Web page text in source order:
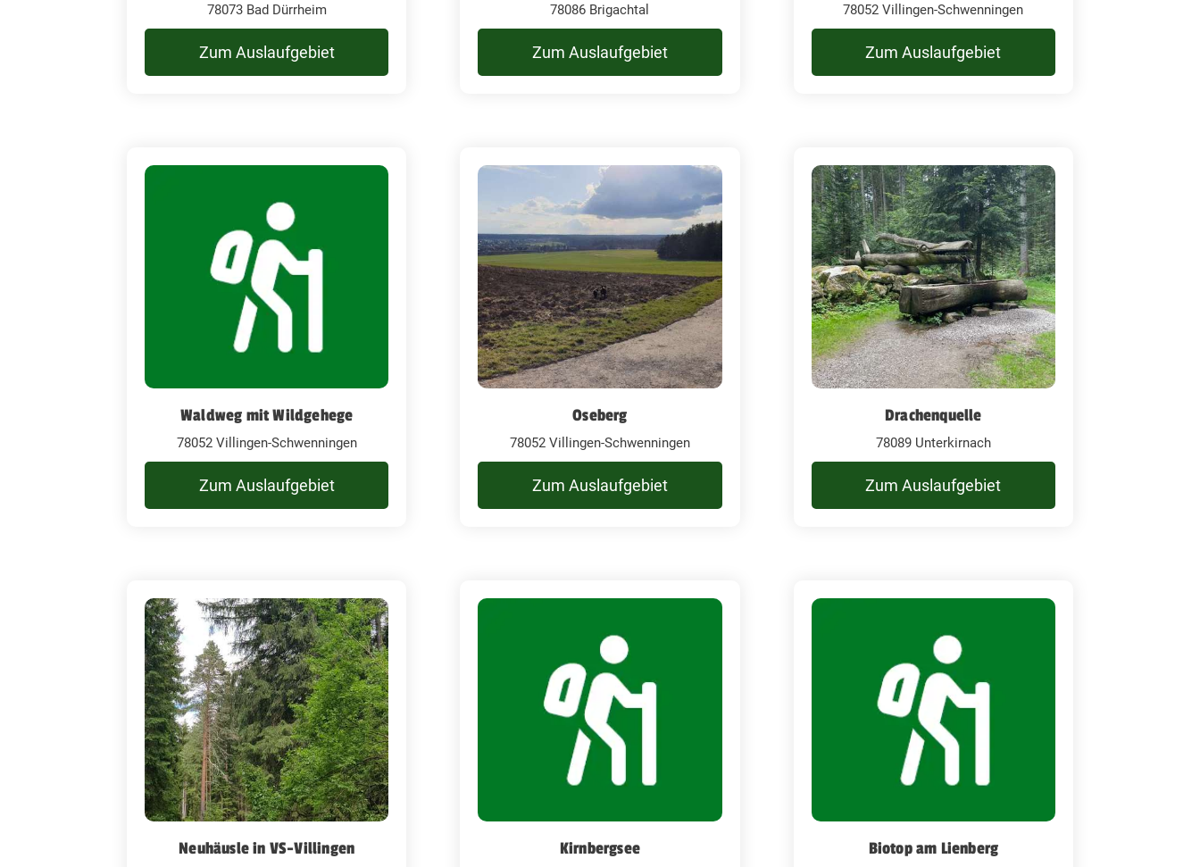
78073 Bad Dürrheim
Zum Auslaufgebiet
78086 Brigachtal
Zum Auslaufgebiet
78052 Villingen-Schwenningen
Zum Auslaufgebiet
Waldweg mit Wildgehege
78052 Villingen-Schwenningen
Zum Auslaufgebiet
Oseberg
78052 Villingen-Schwenningen
Zum Auslaufgebiet
Drachenquelle
78089 Unterkirnach
Zum Auslaufgebiet
Neuhäusle in VS-Villingen Kirnbergsee Biotop am Lienberg